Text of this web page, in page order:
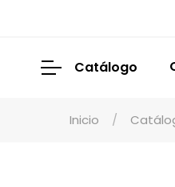
Catálogo
Inicio